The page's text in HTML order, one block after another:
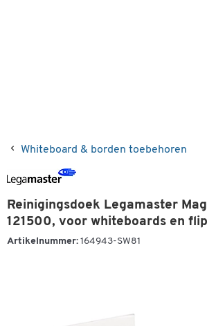
Whiteboard & borden toebehoren
Reinigingsdoek Legamaster
121500, voor whiteboards en
Artikelnummer: 164943-SW81